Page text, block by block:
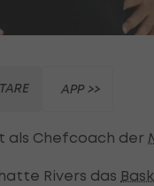
APP >>
als Chefcoach der
Rivers das